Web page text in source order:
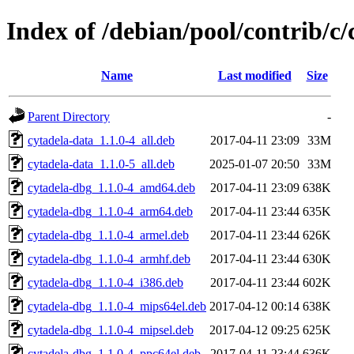
Index of /debian/pool/contrib/c/
Name Last modified Size
Parent Directory
-
cytadela-data_1.1.0-4_all.deb
2017-04-11 23:09 33M
cytadela-data_1.1.0-5_all.deb
2025-01-07 20:50 33M
cytadela-dbg_1.1.0-4_amd64.deb
2017-04-11 23:09 638K
cytadela-dbg_1.1.0-4_arm64.deb
2017-04-11 23:44 635K
cytadela-dbg_1.1.0-4_armel.deb
2017-04-11 23:44 626K
cytadela-dbg_1.1.0-4_armhf.deb
2017-04-11 23:44 630K
cytadela-dbg_1.1.0-4_i386.deb
2017-04-11 23:44 602K
cytadela-dbg_1.1.0-4_mips64el.deb 2017-04-12 00:14 638K
cytadela-dbg_1.1.0-4_mipsel.deb
2017-04-12 09:25 625K